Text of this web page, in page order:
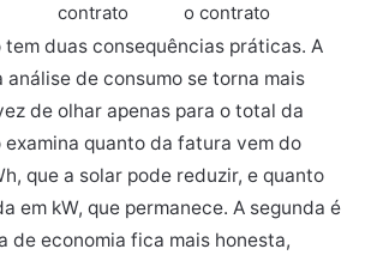
contrato
o contrato
tem duas consequências práticas. A
análise de consumo se torna mais
de olhar apenas para o total da
quanto da fatura vem do
que a solar pode reduzir, e quanto
em kW, que permanece. A segunda é
de economia fica mais honesta,